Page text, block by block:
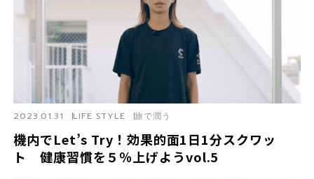
機内でLet’s Try！効果的面1日1分スクワッ
ト 健康習慣を５％上げようvol.5
2023.01.31 LIFE STYLE 旅で潤う